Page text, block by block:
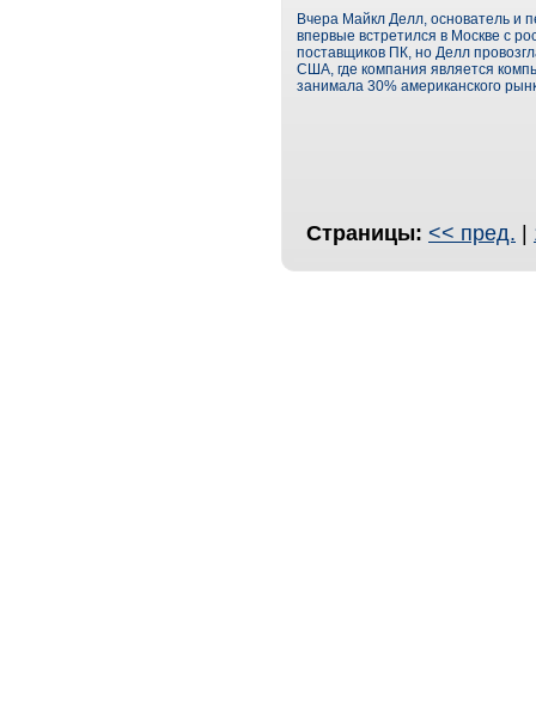
Вчера Майкл Делл, основатель и
впервые встретился в Москве с
поставщиков ПК, но Делл
США, где компания является
занимала 30% американского
Страницы: << пред. |